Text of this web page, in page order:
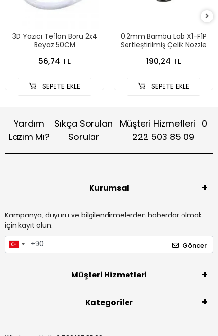
3D Yazıcı Teflon Boru 2x4
Beyaz 50CM
56,74 TL
SEPETE EKLE
0.2mm Bambu Lab X1-P1P
Sertleştirilmiş Çelik Nozzle
190,24 TL
SEPETE EKLE
Yardım
Lazım Mı?
Sıkça Sorulan
Sorular
Müşteri Hizmetleri 0
222 503 85 09
Kurumsal
Kampanya, duyuru ve bilgilendirmelerden haberdar olmak
için kayıt olun.
Gönder
Müşteri Hizmetleri
Kategoriler